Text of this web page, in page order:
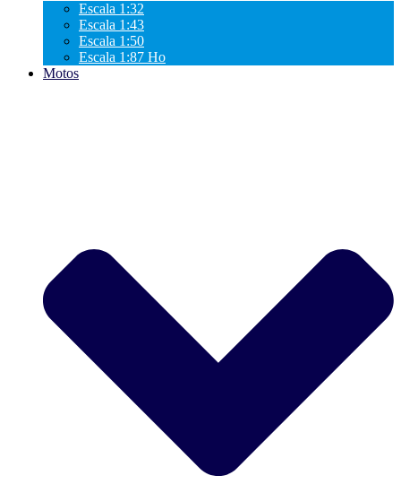
Escala 1:32
Escala 1:43
Escala 1:50
Escala 1:87 Ho
Motos